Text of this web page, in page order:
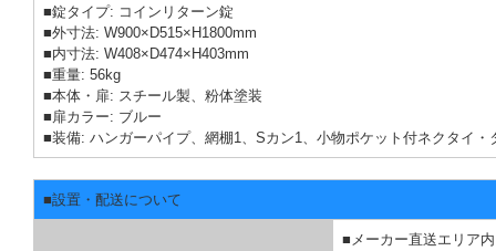
■錠タイプ: コインリターン錠
■外寸法: W900×D515×H1800mm
■内寸法: W408×D474×H403mm
■重量: 56kg
■本体・扉: スチール製、粉体塗装
■扉カラー: ブルー
■装備: ハンガーパイプ、網棚1、Sカン1、小物ポケット付ネクタイ・
■設置・配送について
■メーカー直送エリア内